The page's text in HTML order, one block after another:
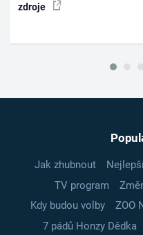
zdroje
Jak zhubnout
TV program
Kdy budou volby
ZOO
7 pádů Honzy Dědka